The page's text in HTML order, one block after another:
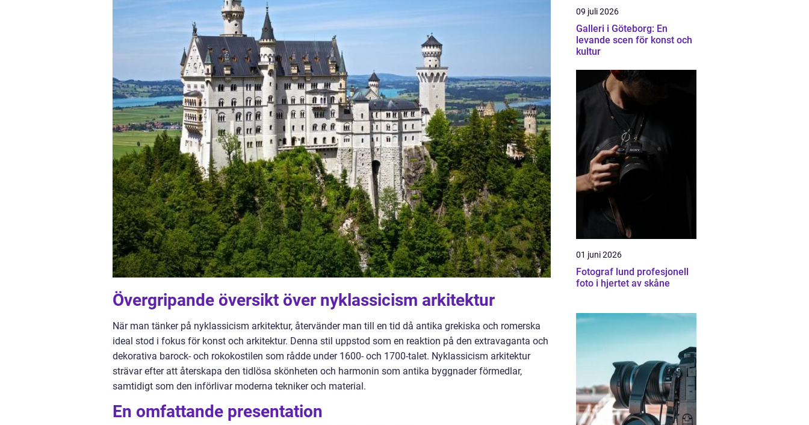
Övergripande översikt över nyklassicism arkitektur
När man tänker på nyklassicism arkitektur, återvänder man till en tid då antika grekiska och romerska
ideal stod i fokus för konst och arkitektur. Denna stil uppstod som en reaktion på den extravaganta och
dekorativa barock- och rokokostilen som rådde under 1600- och 1700-talet. Nyklassicism arkitektur
strävar efter att återskapa den tidlösa skönheten och harmonin som antika byggnader förmedlar,
samtidigt som den införlivar moderna tekniker och material.
En omfattande presentation
09 juli 2026
Galleri i Göteborg: En
levande scen för konst och
kultur
01 juni 2026
Fotograf lund profesjonell
foto i hjertet av skåne